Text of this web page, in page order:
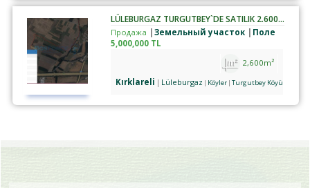
LÜLEBURGAZ TURGUTBEY`DE SATILIK 2.600 M² TARLA
Продажа Земельный участок
Поле
5,000,000 TL
2,600m²
Kırklareli
Lüleburgaz Köyler Turgutbey Köyü